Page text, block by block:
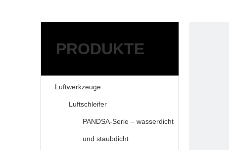
Service
Herunterladen
PRODUKTE
Luftwerkzeuge
Luftschleifer
PANDSA-Serie – wasserdicht
und staubdicht